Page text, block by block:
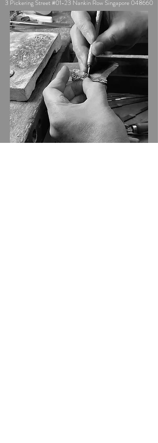
3 Pickering Street #01-23 Nankin Row Singapore 048660